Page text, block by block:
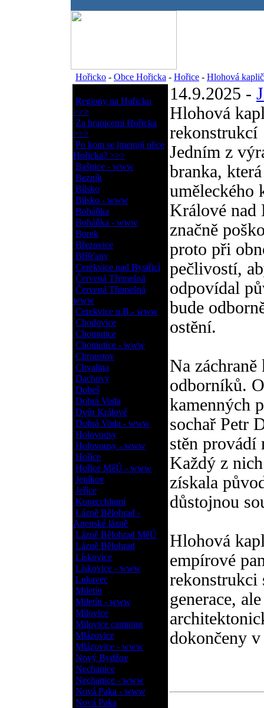
Hořicko - Obce Hořicka - Hořice - Hlohová
Regiony na Hořicku
>>>
Za hranicemi Hořicka
>>>
Po kom se jmenují ulice
Hořicka? >>>
Bašnice - www
Bezník
Bílsko
Bílsko - www
Boháňka
Boháňka - www
Borek
Březovice
Bříšťany
Cerekvice nad Bystřicí
Červená Třemešná
Červená Třemešná
www
Cerekvice n.B.- www
Chodovice
Chomutice
Chomutice - www
Chroustov
Chvalina
Dachovy
Dobeš
Dobrá Voda
Dvůr Králové
Dobrá Voda - www
Holovousy
Holovousy - www
Hořice
Hořice MěÚ - www
Jeníkov
Jeřice
Konecchlumí
Lázně Bělohrad -
Anenské lázně
Lázně Bělohrad MěÚ
Lázně Bělohrad
Lískovice
Lískovice - www
Lukavec
Miletín
Miletín - www
Milovice
Milovice camping
Mlázovice
Mlázovice - www
Nový Bydžov
Nechanice
Nechanice - www
Nová Paka - www
Nová Paka
14.9.2025 -
Hlohová
rekonstrukcí
Jedním z
branka,
uměleckého
Králové nad
značně
proto při
pečlivostí,
odpovídal
bude
ostění.
Na
odborníků.
kamenných
sochař Petr
stěn provádí
Každý z
získala
důstojnou
Hlohová
empírové
rekonstrukci
generace,
dokončeny